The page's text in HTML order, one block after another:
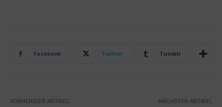
Facebook Twitter Tumblr
VORHERIGER ARTIKEL NÄCHSTER ARTIKEL